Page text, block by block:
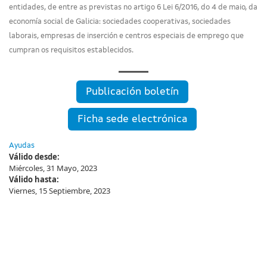
entidades, de entre as previstas no artigo 6 Lei 6/2016, do 4 de maio, da
economía social de Galicia: sociedades cooperativas, sociedades
laborais, empresas de inserción e centros especiais de emprego que
cumpran os requisitos establecidos.
Publicación boletín
Ficha sede electrónica
Ayudas
Válido desde:
Miércoles, 31 Mayo, 2023
Válido hasta:
Viernes, 15 Septiembre, 2023